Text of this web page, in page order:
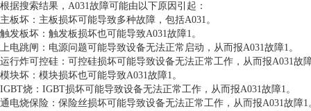
根据搜索结果，A031故障可能由以下原因引起：
主板坏：主板损坏可能导致多种故障，包括A031。
触发板坏：触发板损坏也可能导致A031故障1。
上电跳闸：电源问题可能导致设备无法正常启动，从而报A031故障1。
运行炸可控硅：可控硅损坏可能导致设备无法正常工作，从而报A031故
模块坏：模块损坏也可能导致A031故障1。
IGBT烧：IGBT损坏可能导致设备无法正常工作，从而报A031故障1。
通电烧保险：保险丝损坏可能导致设备无法正常工作，从而报A031故障1